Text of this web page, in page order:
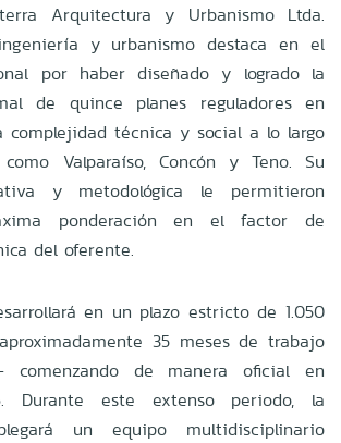
Arquitectura y Urbanismo Ltda.
y urbanismo destaca en el
por haber diseñado y logrado la
de quince planes reguladores en
complejidad técnica y social a lo largo
Valparaíso, Concón y Teno. Su
y metodológica le permitieron
ponderación en el factor de
del oferente.
en un plazo estricto de 1.050
35 meses de trabajo
comenzando de manera oficial en
Durante este extenso periodo, la
un equipo multidisciplinario